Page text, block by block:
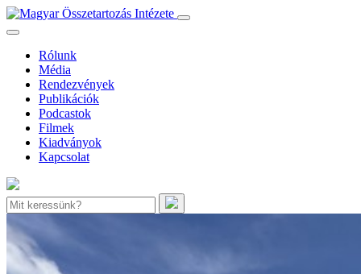
Rólunk
Média
Rendezvények
Publikációk
Podcastok
Filmek
Kiadványok
Kapcsolat